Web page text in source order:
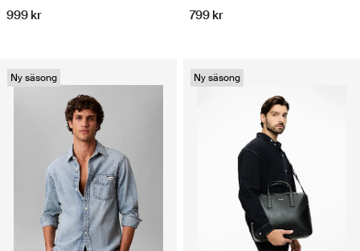
999 kr 799 kr
Ny säsong Ny säsong